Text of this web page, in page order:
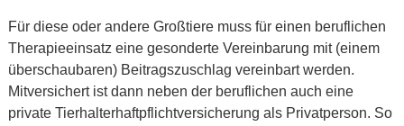
Für diese oder andere Großtiere muss für einen beruflichen
Therapieeinsatz eine gesonderte Vereinbarung mit (einem
überschaubaren) Beitragszuschlag vereinbart werden.
Mitversichert ist dann neben der beruflichen auch eine
private Tierhalterhaftpflichtversicherung als Privatperson. So